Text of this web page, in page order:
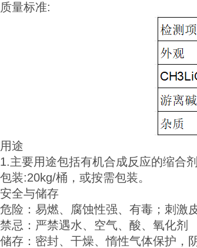
质量标准:
用途
1.主要用途包括有机合成反应的缩合
包装:20kg/桶，或按需包装。
安全与储存
危险：易燃、腐蚀性强、有毒；刺激
禁忌：严禁遇水、空气、酸、氧化剂
储存：密封、干燥、惰性气体保护，